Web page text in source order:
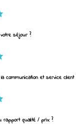
séjour ?
communication et service client
rapport qualité / prix ?